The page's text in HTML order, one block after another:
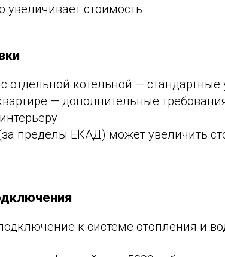
увеличивает стоимость .
отдельной котельной — стандартные
— дополнительные
пределы ЕКАД) может увеличить
к системе отопления и